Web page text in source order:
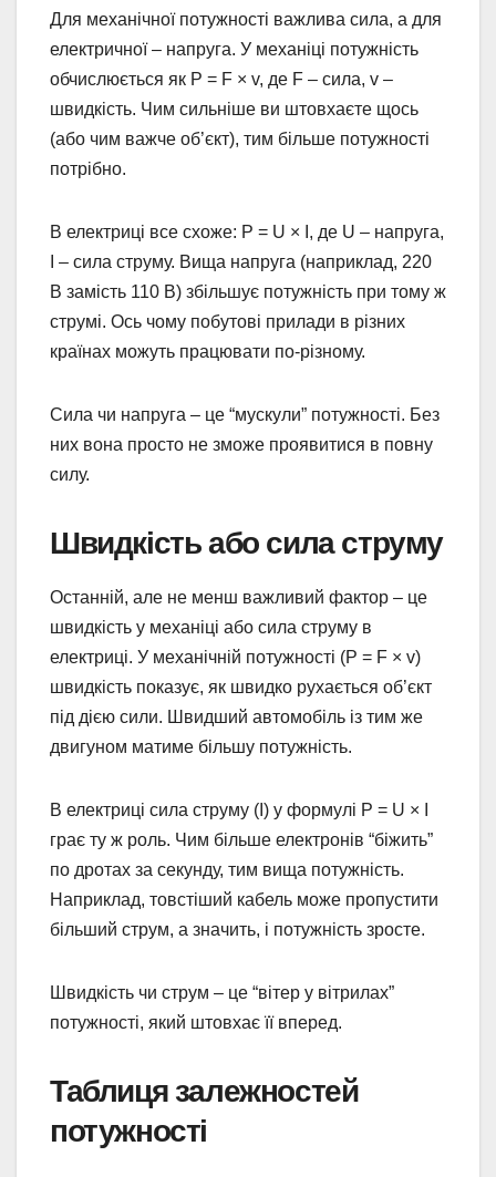
Для механічної потужності важлива сила, а для
електричної – напруга. У механіці потужність
обчислюється як P = F × v, де F – сила, v –
швидкість. Чим сильніше ви штовхаєте щось
(або чим важче об’єкт), тим більше потужності
потрібно.
В електриці все схоже: P = U × I, де U – напруга,
I – сила струму. Вища напруга (наприклад, 220
В замість 110 В) збільшує потужність при тому ж
струмі. Ось чому побутові прилади в різних
країнах можуть працювати по-різному.
Сила чи напруга – це “мускули” потужності. Без
них вона просто не зможе проявитися в повну
силу.
Швидкість або сила струму
Останній, але не менш важливий фактор – це
швидкість у механіці або сила струму в
електриці. У механічній потужності (P = F × v)
швидкість показує, як швидко рухається об’єкт
під дією сили. Швидший автомобіль із тим же
двигуном матиме більшу потужність.
В електриці сила струму (I) у формулі P = U × I
грає ту ж роль. Чим більше електронів “біжить”
по дротах за секунду, тим вища потужність.
Наприклад, товстіший кабель може пропустити
більший струм, а значить, і потужність зросте.
Швидкість чи струм – це “вітер у вітрилах”
потужності, який штовхає її вперед.
Таблиця залежностей
потужності